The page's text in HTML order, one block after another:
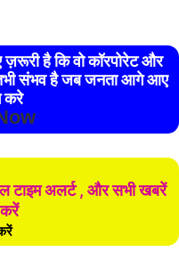
है कि वो कॉरपोरेट और
संभव है जब जनता आगे आए
करे
टाइम अलर्ट , और सभी खबरें